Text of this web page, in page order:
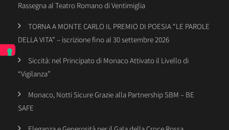
Rassegna al Teatro Romano di Ventimiglia
TORNA A MONTE CARLO IL PREMIO DI POESIA “LE PAROLE
DELLA VITA” – iscrizione fino al 30 settembre 2026
Siccità: nel Principato di Monaco Attivato il Livello di
“Vigilanza”
Monaco, Notti Sicure Grazie alla Partnership SBM – BE
SAFE